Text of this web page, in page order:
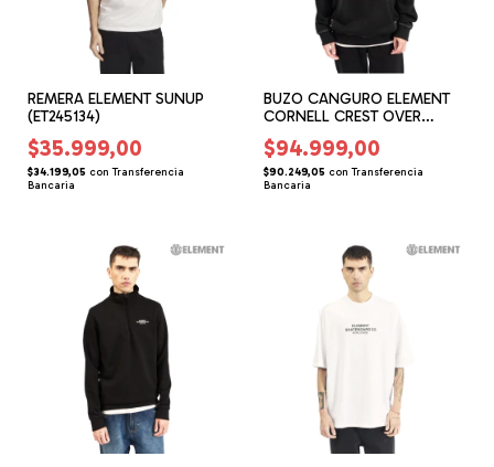
REMERA ELEMENT SUNUP
(ET245134)
$35.999,00
$34.199,05 con Transferencia
Bancaria
BUZO CANGURO ELEMENT
CORNELL CREST OVER
(ET156208)
$94.999,00
$90.249,05 con Transferencia
Bancaria